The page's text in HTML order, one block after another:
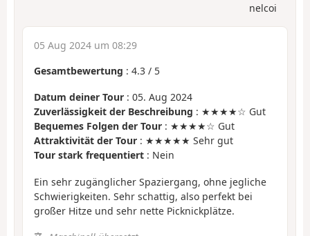
nelcoi
05 Aug 2024 um 08:29
Gesamtbewertung : 4.3 / 5
Datum deiner Tour : 05. Aug 2024
Zuverlässigkeit der Beschreibung : ★★★★☆ Gut
Bequemes Folgen der Tour : ★★★★☆ Gut
Attraktivität der Tour : ★★★★★ Sehr gut
Tour stark frequentiert : Nein
Ein sehr zugänglicher Spaziergang, ohne jegliche
Schwierigkeiten. Sehr schattig, also perfekt bei
großer Hitze und sehr nette Picknickplätze.